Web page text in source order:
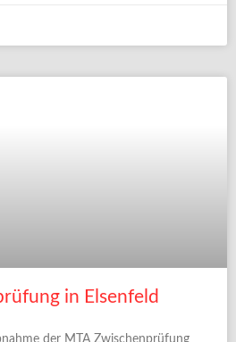
in Elsenfeld
der MTA Zwischenprüfung